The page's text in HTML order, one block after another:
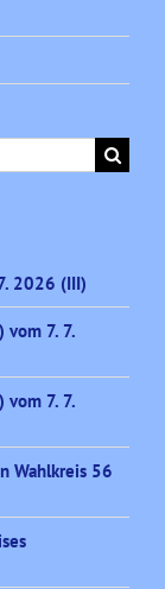
2026 (III)
vom 7. 7.
vom 7. 7.
Wahlkreis 56